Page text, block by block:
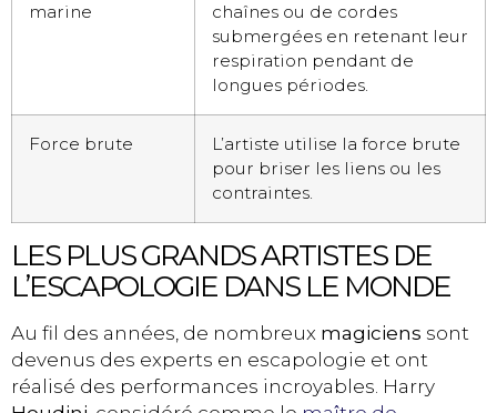
marine
chaînes ou de cordes
submergées en retenant leur
respiration pendant de
longues périodes.
Force brute
L’artiste utilise la force brute
pour briser les liens ou les
contraintes.
LES PLUS GRANDS ARTISTES DE
L’ESCAPOLOGIE DANS LE MONDE
Au fil des années, de nombreux magiciens sont
devenus des experts en escapologie et ont
réalisé des performances incroyables. Harry